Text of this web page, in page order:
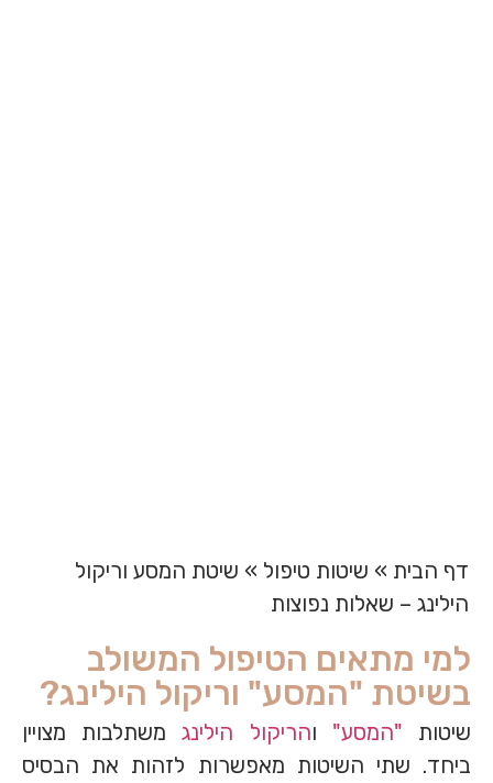
דף הבית » שיטות טיפול » שיטת המסע וריקול
הילינג – שאלות נפוצות
למי מתאים הטיפול המשולב
בשיטת "המסע" וריקול הילינג?
שיטות "המסע" והריקול הילינגמשתלבות מצויין
ביחד. שתי השיטות מאפשרות לזהות את הבסיס